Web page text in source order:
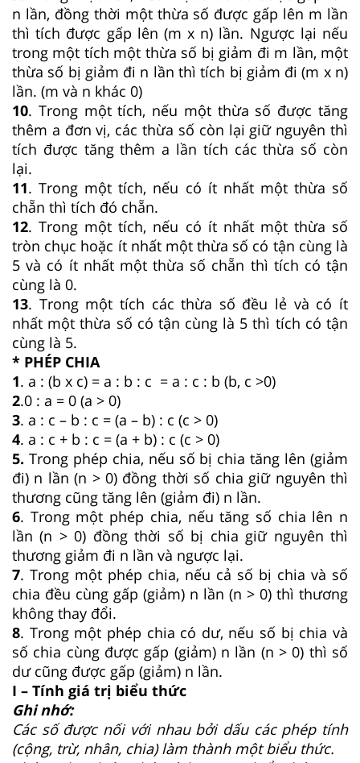
n lần, đồng thời một thừa số được gấp lên m lần
thì tích được gấp lên (m x n) lần. Ngược lại nếu
trong một tích một thừa số bị giảm đi m lần, một
thừa số bị giảm đi n lần thì tích bị giảm đi (m x n)
lần. (m và n khác 0)
10. Trong một tích, nếu một thừa số được tăng
thêm a đơn vị, các thừa số còn lại giữ nguyên thì
tích được tăng thêm a lần tích các thừa số còn
lại.
11. Trong một tích, nếu có ít nhất một thừa số
chẵn thì tích đó chẵn.
12. Trong một tích, nếu có ít nhất một thừa số
tròn chục hoặc ít nhất một thừa số có tận cùng là
5 và có ít nhất một thừa số chẵn thì tích có tận
cùng là 0.
13. Trong một tích các thừa số đều lẻ và có ít
nhất một thừa số có tận cùng là 5 thì tích có tận
cùng là 5.
* PHÉP CHIA
1. a : (b x c) = a : b : c = a : c : b (b, c >0)
2.0 : a = 0 (a > 0)
3. a : c – b : c = (a – b) : c (c > 0)
4. a : c + b : c = (a + b) : c (c > 0)
5. Trong phép chia, nếu số bị chia tăng lên (giảm
đi) n lần (n > 0) đồng thời số chia giữ nguyên thì
thương cũng tăng lên (giảm đi) n lần.
6. Trong một phép chia, nếu tăng số chia lên n
lần (n > 0) đồng thời số bị chia giữ nguyên thì
thương giảm đi n lần và ngược lại.
7. Trong một phép chia, nếu cả số bị chia và số
chia đều cùng gấp (giảm) n lần (n > 0) thì thương
không thay đổi.
8. Trong một phép chia có dư, nếu số bị chia và
số chia cùng được gấp (giảm) n lần (n > 0) thì số
dư cũng được gấp (giảm) n lần.
I – Tính giá trị biểu thức
Ghi nhớ:
Các số được nối với nhau bởi dấu các phép tính
(cộng, trừ, nhân, chia) làm thành một biểu thức.